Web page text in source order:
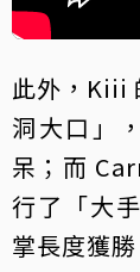
此外，Kiii
洞大口」
呆；而
行了「大
掌長度獲